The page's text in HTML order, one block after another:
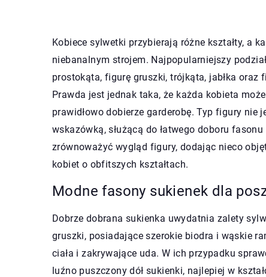
Kobiece sylwetki przybierają różne kształty, a
niebanalnym strojem. Najpopularniejszy
prostokąta, figurę gruszki, trójkąta, jabłka
Prawda jest jednak taka, że każda kobieta
prawidłowo dobierze garderobę. Typ figury nie
wskazówką, służącą do łatwego doboru fasonu
zrównoważyć wygląd figury, dodając nieco
kobiet o obfitszych kształtach.
Modne fasony sukienek dla
Dobrze dobrana sukienka uwydatnia zalety
gruszki, posiadające szerokie biodra i wąskie
ciała i zakrywające uda. W ich przypadku
luźno puszczony dół sukienki, najlepiej w